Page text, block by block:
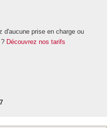
d'aucune prise en charge ou
Découvrez nos tarifs